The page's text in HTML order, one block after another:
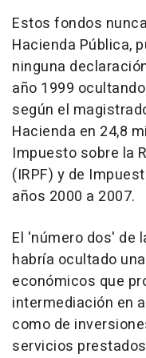
Estos fondos
Hacienda Pública,
ninguna
año 1999
según el
Hacienda en 24,8
Impuesto sobre la
(IRPF) y de
años 2000 a 2007.
El 'número dos' de
habría ocultado
económicos que
intermediación en
como de
servicios